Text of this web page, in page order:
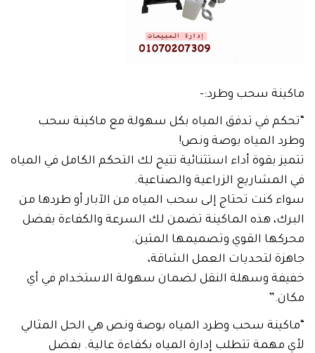
ماكينة سحب وطرد:-
“تحكم في تدفق المياه بكل سهولة مع ماكينة سحب
وطرد المياه بوصة ونص!
تتميز بقوة أداء استثنائية تتيح لك التحكم الكامل في المياه
في المشاريع الزراعية والصناعية.
سواء كنت تحتاج إلى سحب المياه من الآبار أو طردها من
البرك، هذه الماكينة تضمن لك السرعة والكفاءة بفضل
محركها القوي وتصميمها المتين.
جاهزة لتحديات العمل الشاقة،
خفيفة وسهلة النقل لضمان سهولة الاستخدام في أي
مكان.”
“ماكينة سحب وطرد المياه بوصة ونص هي الحل المثالي
لأي مهمة تتطلب إدارة المياه بكفاءة عالية. بفضل